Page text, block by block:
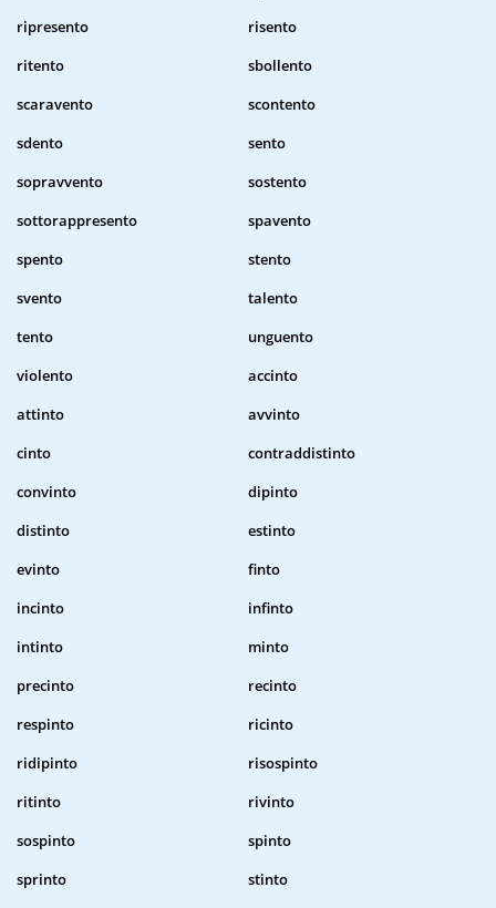
ripresento
risento
ritento
sbollento
scaravento
scontento
sdento
sento
sopravvento
sostento
sottorappresento
spavento
spento
stento
svento
talento
tento
unguento
violento
accinto
attinto
avvinto
cinto
contraddistinto
convinto
dipinto
distinto
estinto
evinto
finto
incinto
infinto
intinto
minto
precinto
recinto
respinto
ricinto
ridipinto
risospinto
ritinto
rivinto
sospinto
spinto
sprinto
stinto